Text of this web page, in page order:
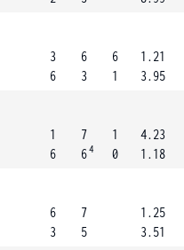
3
6
6
3
6
1
1.21
3.95
1
6
7
64
1
0
4.23
1.18
6
3
7
5
1.25
3.51